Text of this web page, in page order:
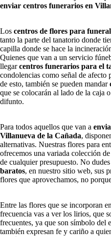
enviar centros funerarios en
Los centros de flores para
tanto la parte del tanatorio donde
capilla donde se hace la
Quienes que van a un servicio
llegarcentros funerarios para el
condolencias como señal de
de esto, también se pueden mandar
que se colocarán al lado de la caja
difunto.
Para todos aquellos que van a
Villanueva de la Cañada,
alternativas. Nuestras flores para
ofrecemos una variada colección
de cualquier presupuesto. No
baratos, en nuestro sitio web, sus
flores que aprovechamos, no
Entre las flores que se incorporan
frecuencia vas a ver los lirios, que
frecuentes, ya que son símbolo del
también expresan fe y cariño a